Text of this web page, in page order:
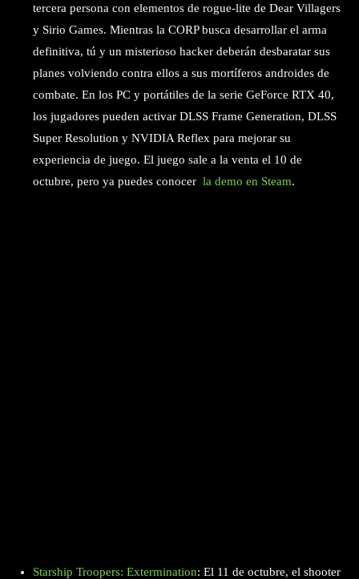
tercera persona con elementos de rogue-lite de Dear Villagers
y Sirio Games. Mientras la CORP busca desarrollar el arma
definitiva, tú y un misterioso hacker deberán desbaratar sus
planes volviendo contra ellos a sus mortíferos androides de
combate. En los PC y portátiles de la serie GeForce RTX 40,
los jugadores pueden activar DLSS Frame Generation, DLSS
Super Resolution y NVIDIA Reflex para mejorar su
experiencia de juego. El juego sale a la venta el 10 de
octubre, pero ya puedes conocer la demo en Steam.
Starship Troopers: Extermination: El 11 de octubre, el shooter